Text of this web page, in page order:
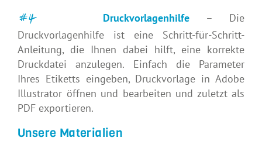
#4 Druckvorlagenhilfe – Die
Druckvorlagenhilfe ist eine Schritt-für-Schritt-
Anleitung, die Ihnen dabei hilft, eine korrekte
Druckdatei anzulegen. Einfach die Parameter
Ihres Etiketts eingeben, Druckvorlage in Adobe
Illustrator öffnen und bearbeiten und zuletzt als
PDF exportieren.
Unsere Materialien